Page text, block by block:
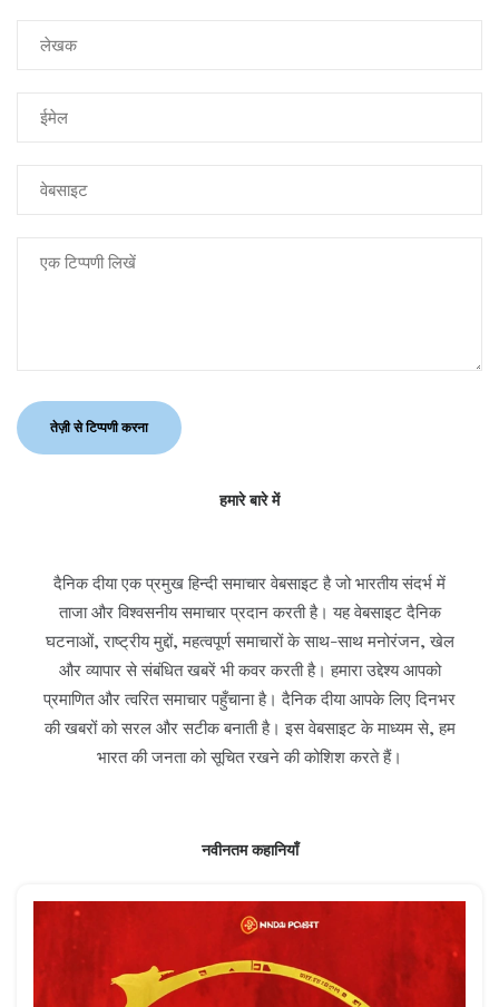
हमारे बारे में
दैनिक दीया एक प्रमुख हिन्दी समाचार वेबसाइट है जो भारतीय संदर्भ में
ताजा और विश्वसनीय समाचार प्रदान करती है। यह वेबसाइट दैनिक
घटनाओं, राष्ट्रीय मुद्दों, महत्वपूर्ण समाचारों के साथ-साथ मनोरंजन, खेल
और व्यापार से संबंधित खबरें भी कवर करती है। हमारा उद्देश्य आपको
प्रमाणित और त्वरित समाचार पहुँचाना है। दैनिक दीया आपके लिए दिनभर
की खबरों को सरल और सटीक बनाती है। इस वेबसाइट के माध्यम से, हम
भारत की जनता को सूचित रखने की कोशिश करते हैं।
नवीनतम कहानियाँ